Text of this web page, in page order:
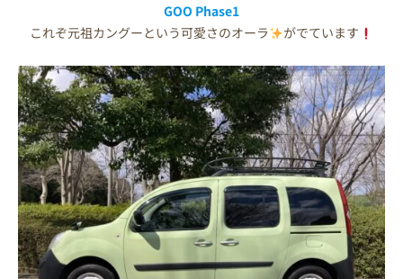
GOO Phase1
これぞ元祖カングーという可愛さのオーラ
がでています